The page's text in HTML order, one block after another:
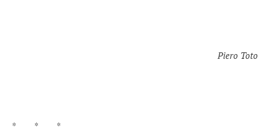
Piero Toto
* * *